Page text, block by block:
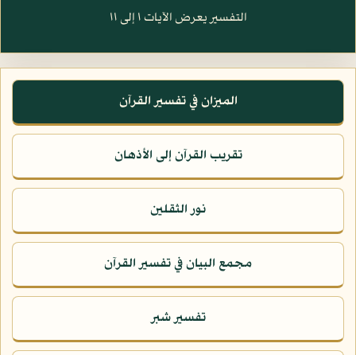
التفسير يعرض الآيات ١ إلى ١١
الميزان في تفسير القرآن
تقريب القرآن إلى الأذهان
نور الثقلين
مجمع البيان في تفسير القرآن
تفسير شبر